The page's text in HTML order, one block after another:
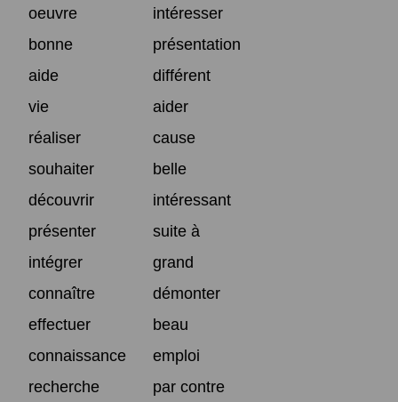
oeuvre
intéresser
bonne
présentation
aide
différent
vie
aider
réaliser
cause
souhaiter
belle
découvrir
intéressant
présenter
suite à
intégrer
grand
connaître
démonter
effectuer
beau
connaissance
emploi
recherche
par contre